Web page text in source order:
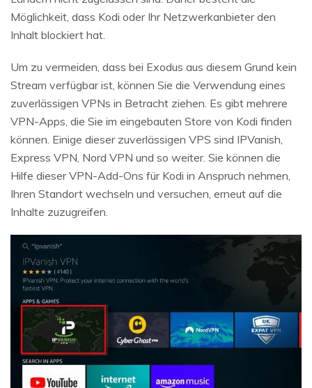
Möglichkeit, dass Kodi oder Ihr Netzwerkanbieter den
Inhalt blockiert hat.
Um zu vermeiden, dass bei Exodus aus diesem Grund kein
Stream verfügbar ist, können Sie die Verwendung eines
zuverlässigen VPNs in Betracht ziehen. Es gibt mehrere
VPN-Apps, die Sie im eingebauten Store von Kodi finden
können. Einige dieser zuverlässigen VPS sind IPVanish,
Express VPN, Nord VPN und so weiter. Sie können die
Hilfe dieser VPN-Add-Ons für Kodi in Anspruch nehmen,
Ihren Standort wechseln und versuchen, erneut auf die
Inhalte zuzugreifen.